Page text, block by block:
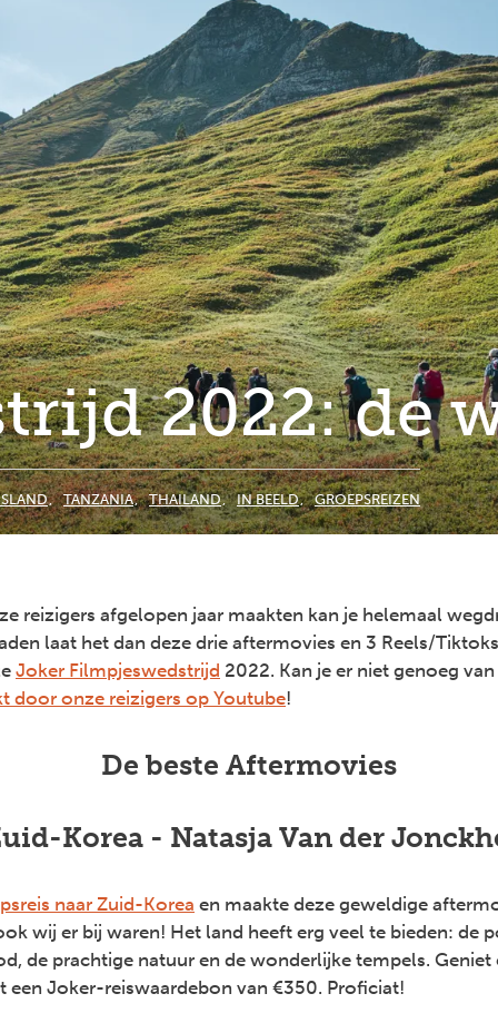
2022: de
TANZANIA THAILAND IN BEELD GROEPSREIZEN
reizigers afgelopen jaar maakten kan je helemaal
laat het dan deze drie aftermovies en 3 Reels/
Joker Filmpjeswedstrijd 2022. Kan je er niet genoeg
door onze reizigers op Youtube!
De beste Aftermovies
Korea - Natasja Van der
naar Zuid-Korea en maakte deze geweldige
wij er bij waren! Het land heeft erg veel te bieden: de
de prachtige natuur en de wonderlijke tempels. Geniet
een Joker-reiswaardebon van €350. Proficiat!